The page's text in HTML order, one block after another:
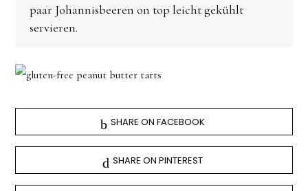
paar Johannisbeeren on top leicht gekühlt
servieren.
SHARE ON FACEBOOK
SHARE ON PINTEREST